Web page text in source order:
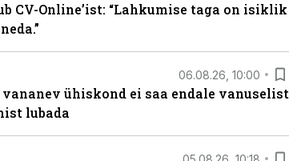
CV-Online’ist: “Lahkumise taga on isiklik
06.08.26, 10:00
ühiskond ei saa endale vanuselist
lubada